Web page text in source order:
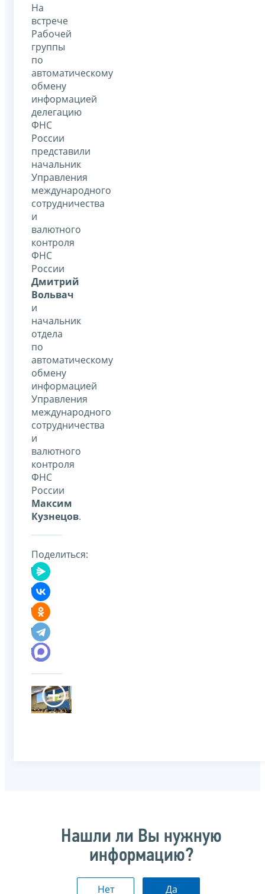
На
встрече
Рабочей
группы
по
автоматическому
обмену
информацией
делегацию
ФНС
России
представили
начальник
Управления
международного
сотрудничества
и
валютного
контроля
ФНС
России
Дмитрий
Вольвач
и
начальник
отдела
по
автоматическому
обмену
информацией
Управления
международного
сотрудничества
и
валютного
контроля
ФНС
России
Максим
Кузнецов.
Поделиться:
Нашли ли Вы нужную
информацию?
Нет Да